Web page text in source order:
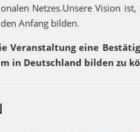
Netzes.Unsere Vision
Anfang bilden.
Veranstaltung eine
in Deutschland bilden zu